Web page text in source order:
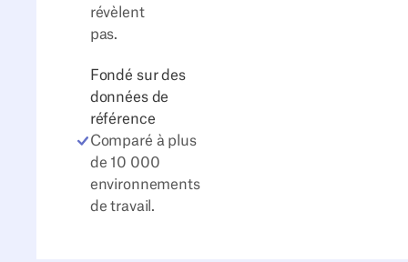
révèlent
pas.
Fondé sur des
données de
référence
Comparé à plus
de 10 000
environnements
de travail.